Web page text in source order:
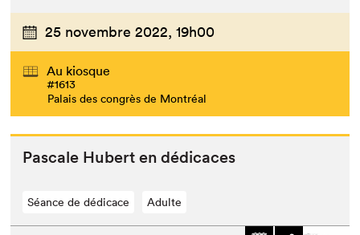
25 novembre 2022, 19h00
Au kiosque
#1613
Palais des congrès de Montréal
Pas­cale Hubert en dédicaces
Séance de dédicace Adulte